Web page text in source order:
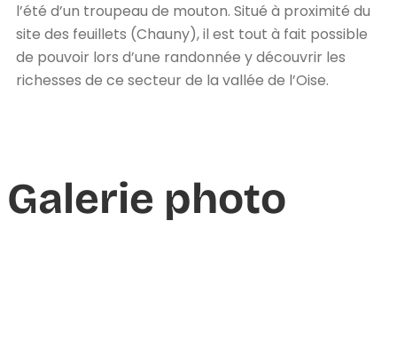
l’été d’un troupeau de mouton. Situé à proximité du
site des feuillets (Chauny), il est tout à fait possible
de pouvoir lors d’une randonnée y découvrir les
richesses de ce secteur de la vallée de l’Oise.
Galerie photo